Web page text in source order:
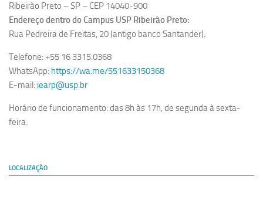
Ribeirão Preto – SP – CEP 14040-900
Endereço dentro do Campus USP Ribeirão Preto:
Rua Pedreira de Freitas, 20 (antigo banco Santander).
Telefone: +55 16 3315.0368
WhatsApp: https://wa.me/551633150368
E-mail: iearp@usp.br
Horário de funcionamento: das 8h às 17h, de segunda à sexta-
feira.
LOCALIZAÇÃO